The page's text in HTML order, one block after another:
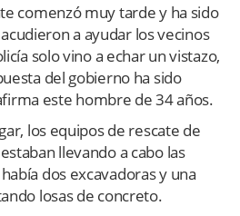
comenzó muy tarde y ha sido
a ayudar los vecinos
solo vino a echar un vistazo,
del gobierno ha sido
este hombre de 34 años.
los equipos de rescate de
llevando a cabo las
dos excavadoras y una
losas de concreto.